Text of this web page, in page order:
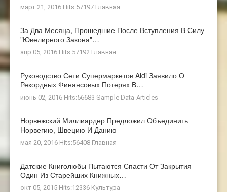
март 21, 2016 Hits:57197 Главная
За Два Месяца, Прошедшие После Вступления В Силу
"ювелирного Закона"…
апр 05, 2016 Hits:57192 Главная
Руководство Сети Супермаркетов Aldi Заявило О
Рекордных Финансовых Потерях В…
июнь 02, 2016 Hits:56683 Sample Data-Articles
Норвежский Миллиардер Предложил Объединить
Норвегию, Швецию И Данию
мая 20, 2016 Hits:56408 Главная
Датские Книголюбы Пытаются Спасти От Закрытия
Один Из Старейших Книжных…
окт 05, 2015 Hits:12336 Культура